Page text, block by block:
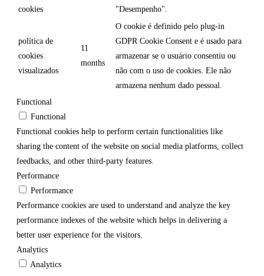
cookies
"Desempenho".
política de
cookies
visualizados
11
months
O cookie é definido pelo plug-in
GDPR Cookie Consent e é usado para
armazenar se o usuário consentiu ou
não com o uso de cookies. Ele não
armazena nenhum dado pessoal.
Functional
Functional
Functional cookies help to perform certain functionalities like
sharing the content of the website on social media platforms, collect
feedbacks, and other third-party features.
Performance
Performance
Performance cookies are used to understand and analyze the key
performance indexes of the website which helps in delivering a
better user experience for the visitors.
Analytics
Analytics